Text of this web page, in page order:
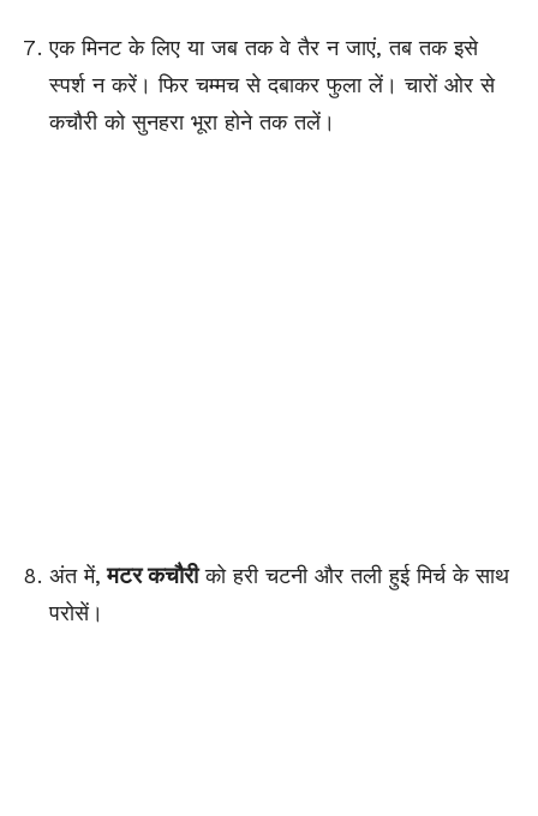
एक मिनट के लिए या जब तक वे तैर न जाएं, तब तक इसे
स्पर्श न करें। फिर चम्मच से दबाकर फुला लें। चारों ओर से
कचौरी को सुनहरा भूरा होने तक तलें।
अंत में, मटर कचौरीको हरी चटनी और तली हुई मिर्च के साथ
परोसें।